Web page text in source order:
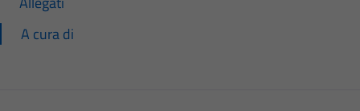
A cura di